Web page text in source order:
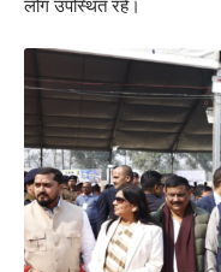
लोग उपस्थित रहे।